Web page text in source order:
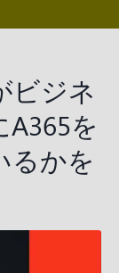
ビジネ
を
るかを